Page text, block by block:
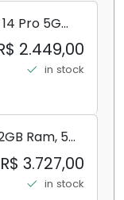
Pro 5G
ROM
2.449,00
in stock
Ram, 5G,
R$ 3.727,00
in stock